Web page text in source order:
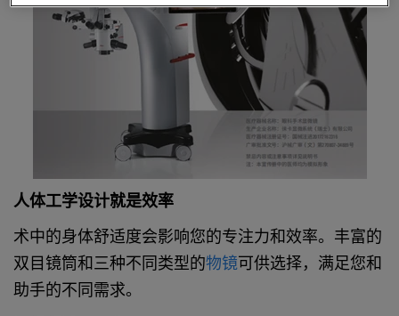
人体工学设计就是效率
术中的身体舒适度会影响您的专注力和效率。丰富的
双目镜筒和三种不同类型的物镜可供选择，满足您和
助手的不同需求。